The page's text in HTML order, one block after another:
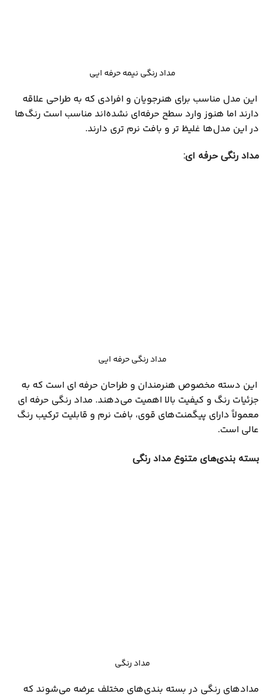
مداد رنگی نیمه حرفه ایی
این مدل مناسب برای هنرجویان و افرادی که به طراحی علاقه
دارند اما هنوز وارد سطح حرفه‌ای نشده‌اند مناسب است رنگ‌ها
در این مدل‌ها غلیظ ‌تر و بافت نرم‌ تری دارند.
مداد رنگی حرفه ‌ای:
مداد رنگی حرفه ایی
این دسته مخصوص هنرمندان و طراحان حرفه ‌ای است که به
جزئیات رنگ و کیفیت بالا اهمیت می‌دهند. مداد رنگی حرفه‌ ای
معمولاً دارای پیگمنت‌های قوی، بافت نرم و قابلیت ترکیب رنگ
عالی است.
بسته ‌بندی‌های متنوع مداد رنگی
مداد رنگی
مدادهای رنگی در بسته‌ بندی‌های مختلف عرضه می‌شوند که